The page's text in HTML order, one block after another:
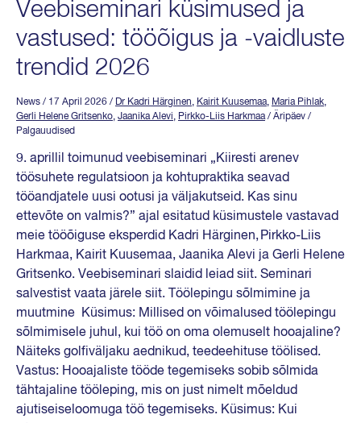
Veebiseminari küsimused ja
vastused: tööõigus ja -vaidluste
trendid 2026
News / 17 April 2026 / Dr Kadri Härginen, Kairit Kuusemaa, Maria Pihlak,
Gerli Helene Gritsenko, Jaanika Alevi, Pirkko-Liis Harkmaa / Äripäev /
Palgauudised
9. aprillil toimunud veebiseminari „Kiiresti arenev
töösuhete regulatsioon ja kohtupraktika seavad
tööandjatele uusi ootusi ja väljakutseid. Kas sinu
ettevõte on valmis?” ajal esitatud küsimustele vastavad
meie tööõiguse eksperdid Kadri Härginen, Pirkko-Liis
Harkmaa, Kairit Kuusemaa, Jaanika Alevi ja Gerli Helene
Gritsenko. Veebiseminari slaidid leiad siit. Seminari
salvestist vaata järele siit. Töölepingu sõlmimine ja
muutmine Küsimus: Millised on võimalused töölepingu
sõlmimisele juhul, kui töö on oma olemuselt hooajaline?
Näiteks golfiväljaku aednikud, teedeehituse töölised.
Vastus: Hooajaliste tööde tegemiseks sobib sõlmida
tähtajaline tööleping, mis on just nimelt mõeldud
ajutiseiseloomuga töö tegemiseks. Küsimus: Kui